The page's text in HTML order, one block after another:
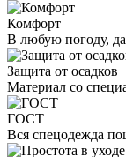
Комфорт
В любую погоду,
Защита от осадков
Материал со
ГОСТ
Вся спецодежда